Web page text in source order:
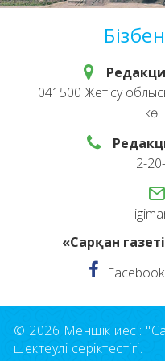
041500 Жетісу
2-
«Сарқан
Facebook
© 2026 Меншік иесі:
шектеулі серіктестігі.